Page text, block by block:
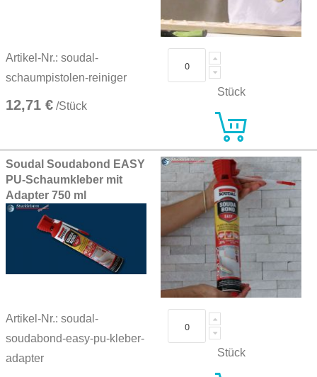
Artikel-Nr.: soudal-
schaumpistolen-reiniger
12,71 € /Stück
Stück
Soudal Soudabond EASY
PU-Schaumkleber mit
Adapter 750 ml
Artikel-Nr.: soudal-
soudabond-easy-pu-kleber-
adapter
Stück